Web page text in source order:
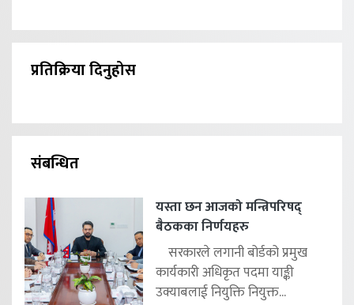
प्रतिक्रिया दिनुहोस
संबन्धित
यस्ता छन आजको मन्त्रिपरिषद्
बैठकका निर्णयहरु
सरकारले लगानी बोर्डको प्रमुख
कार्यकारी अधिकृत पदमा याङ्की
उक्याबलाई नियुक्ति नियुक्त...